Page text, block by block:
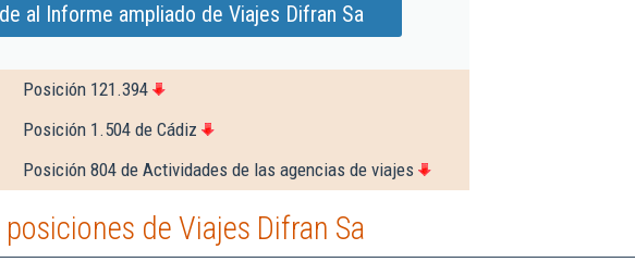
al Informe ampliado de Viajes Difran Sa
Posición 121.394
Posición 1.504 de Cádiz
Posición 804 de Actividades de las agencias de viajes
de Viajes Difran Sa